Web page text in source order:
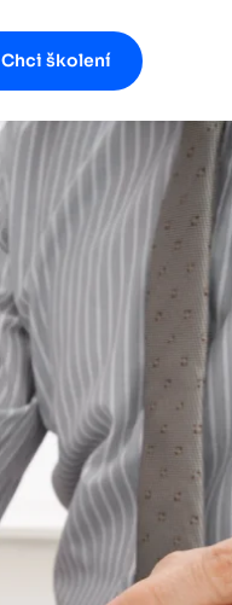
Chci školení